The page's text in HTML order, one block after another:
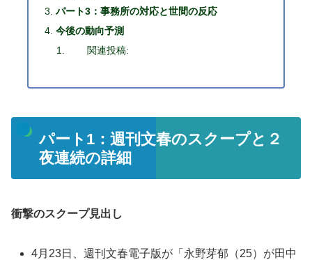
パート3：事務所の対応と世間の反応
今後の動向予測
関連投稿:
パート1：週刊文春のスクープと２
夜連続の詳細
衝撃のスクープ見出し
4月23日、週刊文春電子版が「永野芽郁（25）が田中